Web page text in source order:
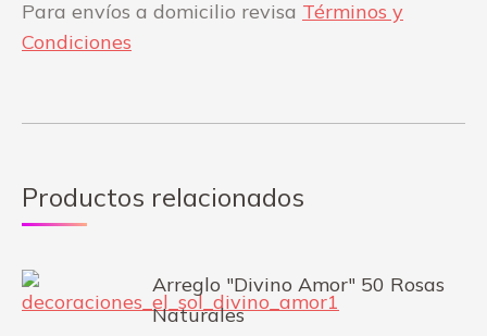
Para envíos a domicilio revisa Términos y
Condiciones
Productos relacionados
Arreglo "Divino Amor" 50 Rosas
Naturales